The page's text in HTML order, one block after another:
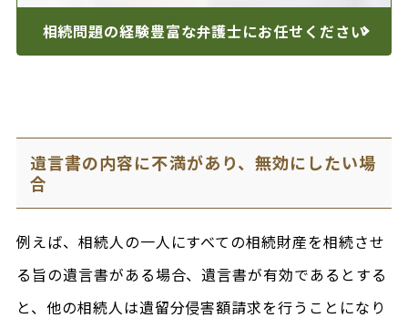
相続問題の経験豊富な弁護士にお任せください
遺言書の内容に不満があり、無効にしたい場
合
例えば、相続人の一人にすべての相続財産を相続させ
る旨の遺言書がある場合、遺言書が有効であるとする
と、他の相続人は遺留分侵害額請求を行うことになり